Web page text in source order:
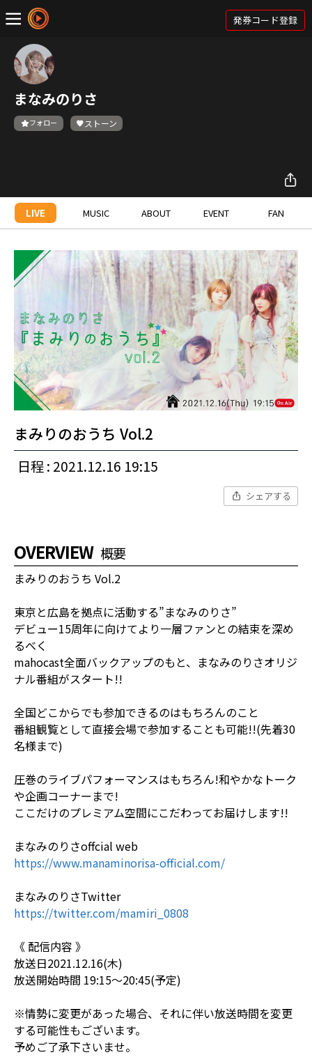
発券コード登録
まなみのりさ
フォロー ストーン
LIVE MUSIC ABOUT EVENT FAN
まみりのおうち Vol.2
日程 : 2021.12.16 19:15
シェアする
OVERVIEW 概要
まみりのおうち Vol.2
東京と広島を拠点に活動する”まなみのりさ”
デビュー15周年に向けてより一層ファンとの結束を深め
るべく
mahocast全面バックアップのもと、まなみのりさオリジ
ナル番組がスタート!!
全国どこからでも参加できるのはもちろんのこと
番組観覧として直接会場で参加することも可能!!(先着30
名様まで)
圧巻のライブパフォーマンスはもちろん!和やかなトーク
や企画コーナーまで!
ここだけのプレミアム空間にこだわってお届けします!!
まなみのりさoffcial web
https://www.manaminorisa-official.com/
まなみのりさTwitter
https://twitter.com/mamiri_0808
《 配信内容 》
放送日2021.12.16(木)
放送開始時間 19:15〜20:45(予定)
※情勢に変更があった場合、それに伴い放送時間を変更
する可能性もございます。
予めご了承下さいませ。